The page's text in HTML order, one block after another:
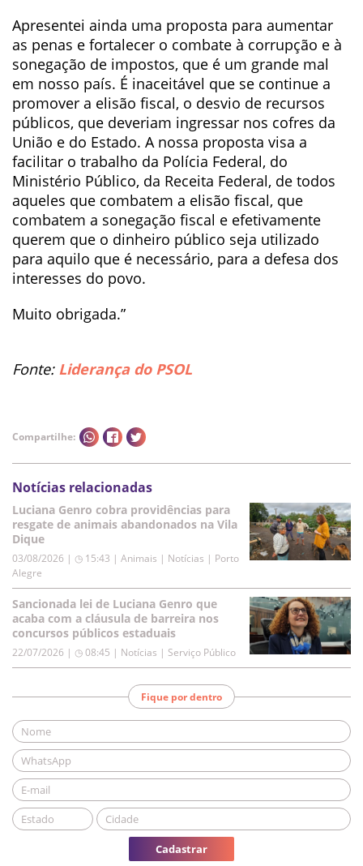
Apresentei ainda uma proposta para aumentar
as penas e fortalecer o combate à corrupção e à
sonegação de impostos, que é um grande mal
em nosso país. É inaceitável que se continue a
promover a elisão fiscal, o desvio de recursos
públicos, que deveriam ingressar nos cofres da
União e do Estado. A nossa proposta visa a
facilitar o trabalho da Polícia Federal, do
Ministério Público, da Receita Federal, de todos
aqueles que combatem a elisão fiscal, que
combatem a sonegação fiscal e efetivamente
querem que o dinheiro público seja utilizado
para aquilo que é necessário, para a defesa dos
interesses do povo.
Muito obrigada.”
Fonte: Liderança do PSOL
Compartilhe:
Notícias relacionadas
Luciana Genro cobra providências para
resgate de animais abandonados na Vila
Dique
03/08/2026 | ◷ 15:43 | Animais | Notícias | Porto
Alegre
Sancionada lei de Luciana Genro que
acaba com a cláusula de barreira nos
concursos públicos estaduais
22/07/2026 | ◷ 08:45 | Notícias | Serviço Público
Fique por dentro
Cadastrar